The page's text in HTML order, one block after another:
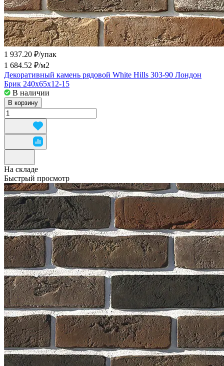
1 937.20 ₽/упак
1 684.52 ₽/м2
Декоративный камень рядовой White Hills 303-90 Лондон
Брик 240x65x12-15
В наличии
В корзину
На складе
Быстрый просмотр